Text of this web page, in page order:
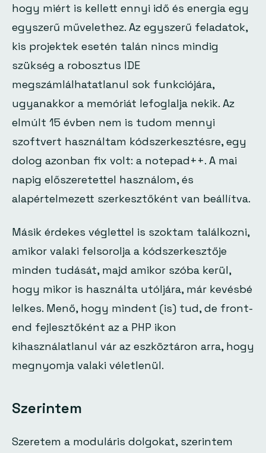
hogy miért is kellett ennyi idő és energia egy
egyszerű művelethez. Az egyszerű feladatok,
kis projektek esetén talán nincs mindig
szükség a robosztus IDE
megszámlálhatatlanul sok funkciójára,
ugyanakkor a memóriát lefoglalja nekik. Az
elmúlt 15 évben nem is tudom mennyi
szoftvert használtam kódszerkesztésre, egy
dolog azonban fix volt: a notepad++. A mai
napig előszeretettel használom, és
alapértelmezett szerkesztőként van beállítva.
Másik érdekes véglettel is szoktam találkozni,
amikor valaki felsorolja a kódszerkesztője
minden tudását, majd amikor szóba kerül,
hogy mikor is használta utóljára, már kevésbé
lelkes. Menő, hogy mindent (is) tud, de front-
end fejlesztőként az a PHP ikon
kihasználatlanul vár az eszköztáron arra, hogy
megnyomja valaki véletlenül.
Szerintem
Szeretem a moduláris dolgokat, szerintem